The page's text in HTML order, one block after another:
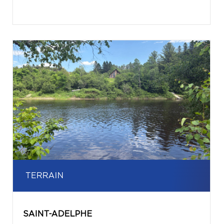
TERRAIN
SAINT-ADELPHE